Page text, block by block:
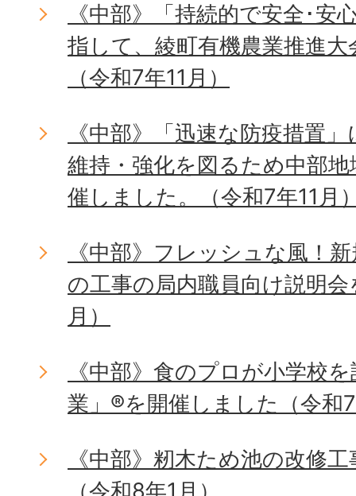
《中部》「持続的で安全･安
指して、綾町有機農業推進
（令和7年11月）
《中部》「迅速な防疫措置
維持・強化を図るため中部
催しました。（令和7年11月
《中部》フレッシュな風！
の工事の局内職員向け説明
月）
《中部》食のプロが小学校
業」®を開催しました（令和
《中部》籾木ため池の改修